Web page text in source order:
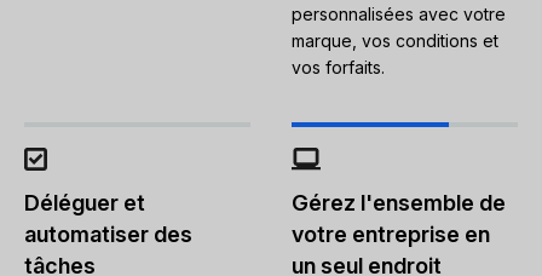
personnalisées avec votre
marque, vos conditions et
vos forfaits.
Déléguer et
automatiser des
tâches
Gérez l'ensemble de
votre entreprise en
un seul endroit